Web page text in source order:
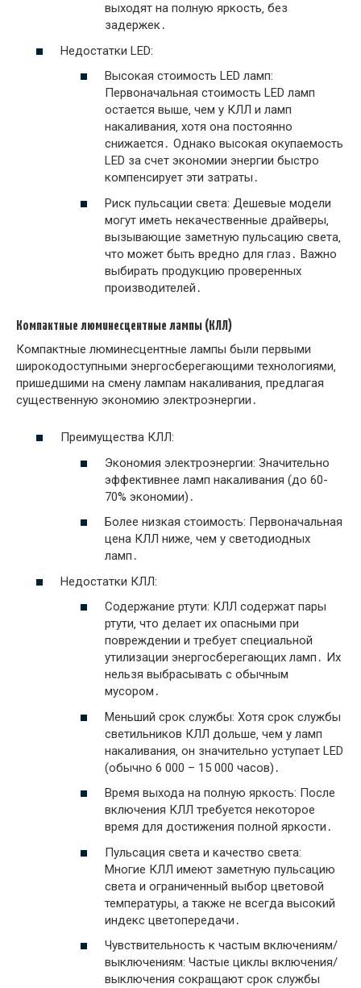
выходят на полную яркость‚ без
задержек․
Недостатки LED:
Высокая стоимость LED ламп:
Первоначальная стоимость LED ламп
остается выше‚ чем у КЛЛ и ламп
накаливания‚ хотя она постоянно
снижается․ Однако высокая окупаемость
LED за счет экономии энергии быстро
компенсирует эти затраты․
Риск пульсации света: Дешевые модели
могут иметь некачественные драйверы‚
вызывающие заметную пульсацию света‚
что может быть вредно для глаз․ Важно
выбирать продукцию проверенных
производителей․
Компактные люминесцентные лампы (КЛЛ)
Компактные люминесцентные лампы были первыми
широкодоступными энергосберегающими технологиями‚
пришедшими на смену лампам накаливания‚ предлагая
существенную экономию электроэнергии․
Преимущества КЛЛ:
Экономия электроэнергии: Значительно
эффективнее ламп накаливания (до 60-
70% экономии)․
Более низкая стоимость: Первоначальная
цена КЛЛ ниже‚ чем у светодиодных
ламп․
Недостатки КЛЛ:
Содержание ртути: КЛЛ содержат пары
ртути‚ что делает их опасными при
повреждении и требует специальной
утилизации энергосберегающих ламп․ Их
нельзя выбрасывать с обычным
мусором․
Меньший срок службы: Хотя срок службы
светильников КЛЛ дольше‚ чем у ламп
накаливания‚ он значительно уступает LED
(обычно 6 000 – 15 000 часов)․
Время выхода на полную яркость: После
включения КЛЛ требуется некоторое
время для достижения полной яркости․
Пульсация света и качество света:
Многие КЛЛ имеют заметную пульсацию
света и ограниченный выбор цветовой
температуры‚ а также не всегда высокий
индекс цветопередачи․
Чувствительность к частым включениям/
выключениям: Частые циклы включения/
выключения сокращают срок службы